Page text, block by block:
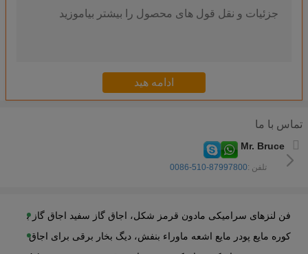
تماس با ما
تلفن :0086-510-87997800
کوچک ذغال سنگ ذغال سنگ سرامیک BBQ کوره سبک وزن قابل انعطاف محیط زیست
installation indoor charcoal type ceramic bbq grill for restaurant
کوره ذغال سنگ جداگانه B کور کوره سفارشی عایق حرارتی
Newest mini Japanese Tabletop yakiniku oven ceramic bbq grill
restaurant equipment bbq korean tabletop ceramic bbq grill
مقاومت در برابر حرارت مقاومت در برابر سرامیک مشعل مشعل
فن لنزهای سرامیکی مادون قرمز شکل، اجاق گاز سفید اجاق گاز بالا
کوره مایع پودر مایع اشعه ماوراء بنفش، دیگ بخار برقی برای اجاق گاز